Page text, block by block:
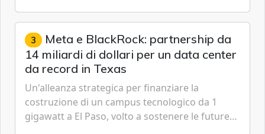
gestione continua del rischio.
3 Meta e BlackRock: partnership da
14 miliardi di dollari per un data center
da record in Texas
Un'alleanza strategica per finanziare la
costruzione di un campus tecnologico da 1
gigawatt a El Paso, volto a sostenere le future